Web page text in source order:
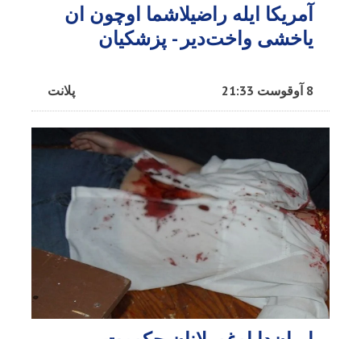
آمریکا ایله راضیلاشما اوچون ان
یاخشی واخت‌دیر - پزشکیان
پلانت 8 آوقوست 21:33